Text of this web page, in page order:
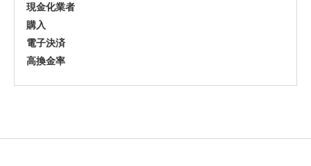
現金化業者
購入
電子決済
高換金率